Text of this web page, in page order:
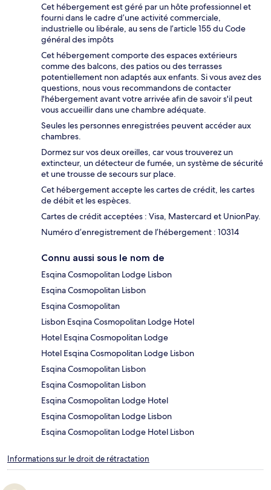
Cet hébergement est géré par un hôte professionnel et
fourni dans le cadre d’une activité commerciale,
industrielle ou libérale, au sens de l’article 155 du Code
général des impôts
Cet hébergement comporte des espaces extérieurs
comme des balcons, des patios ou des terrasses
potentiellement non adaptés aux enfants. Si vous avez des
questions, nous vous recommandons de contacter
l'hébergement avant votre arrivée afin de savoir s'il peut
vous accueillir dans une chambre adéquate.
Seules les personnes enregistrées peuvent accéder aux
chambres.
Dormez sur vos deux oreilles, car vous trouverez un
extincteur, un détecteur de fumée, un système de sécurité
et une trousse de secours sur place.
Cet hébergement accepte les cartes de crédit, les cartes
de débit et les espèces.
Cartes de crédit acceptées : Visa, Mastercard et UnionPay.
Numéro d’enregistrement de l’hébergement : 10314
Connu aussi sous le nom de
Esqina Cosmopolitan Lodge Lisbon
Esqina Cosmopolitan Lisbon
Esqina Cosmopolitan
Lisbon Esqina Cosmopolitan Lodge Hotel
Hotel Esqina Cosmopolitan Lodge
Hotel Esqina Cosmopolitan Lodge Lisbon
Esqina Cosmopolitan Lisbon
Esqina Cosmopolitan Lisbon
Esqina Cosmopolitan Lodge Hotel
Esqina Cosmopolitan Lodge Lisbon
Esqina Cosmopolitan Lodge Hotel Lisbon
Informations sur le droit de rétractation